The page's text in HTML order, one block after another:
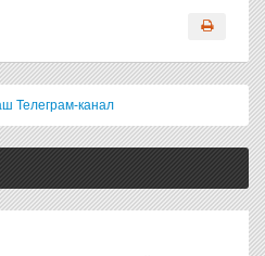
Телеграм-канал